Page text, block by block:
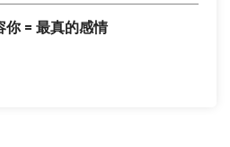
你 = 最真的感情